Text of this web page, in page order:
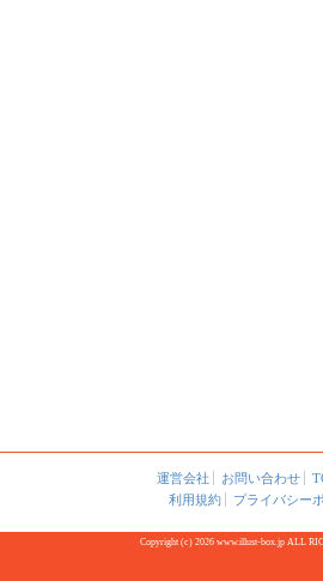
運営会社 お問い合わせ
利用規約
プライバシー
Copyright (c) 2026 www.illust-box.jp ALL